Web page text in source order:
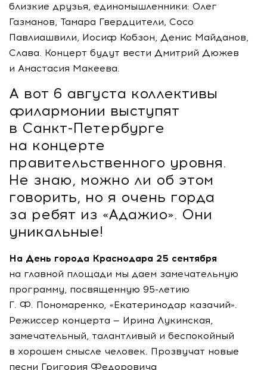
близкие друзья, единомышленники: Олег
Газманов, Тамара Гвердцители, Сосо
Павлиашвили, Иосиф Кобзон, Денис Майданов,
Слава. Концерт будут вести Дмитрий Дюжев
и Анастасия Макеева.
А вот 6 августа коллективы
филармонии выступят
в Санкт-Петербурге
на концерте
правительственного уровня.
Не знаю, можно ли об этом
говорить, но я очень горда
за ребят из «Адажио». Они
уникальные!
На День города Краснодара 25 сентября
на главной площади мы даем замечательную
программу, посвященную 95-летию
Г. Ф. Пономаренко, «Екатеринодар казачий».
Режиссер концерта — Ирина Лукинская,
замечательный, талантливый и беспокойный
в хорошем смысле человек. Прозвучат новые
песни Григория Федоровича